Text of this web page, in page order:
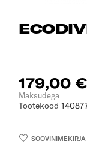
179,00 €
Maksudega
Tootekood